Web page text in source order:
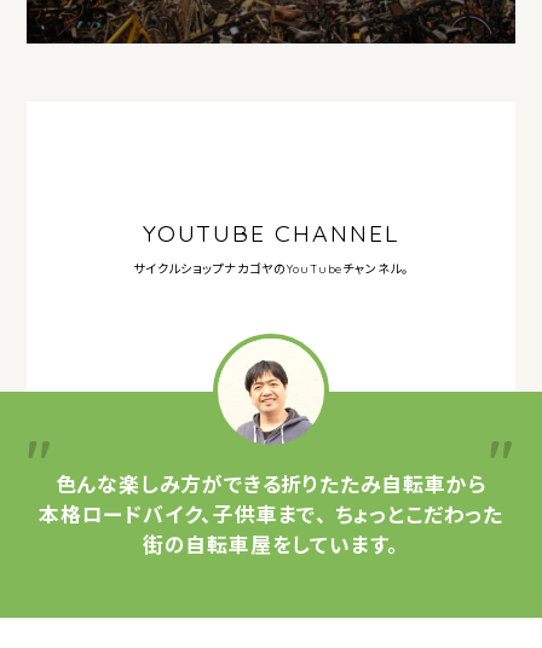
YOUTUBE CHANNEL
サイクルショップナカゴヤのYouTubeチャンネル。
色んな楽しみ方ができる折りたたみ自転車から
本格ロードバイク、子供車まで、 ちょっとこだわった
街の自転車屋をしています。